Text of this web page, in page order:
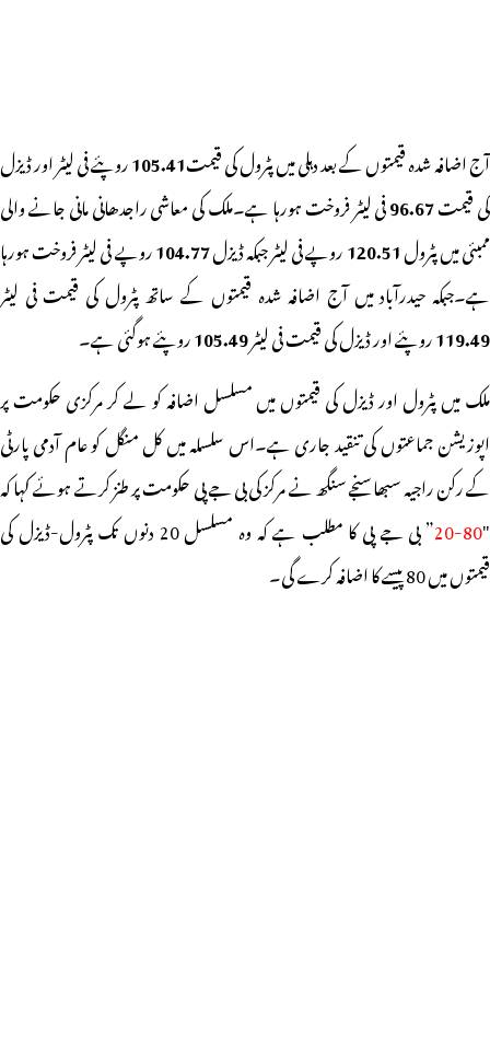
آج اضافہ شدہ قیمتوں کے بعد دہلی میں پٹرول کی قیمت105.41روپئے فی لیٹر اور ڈیزل
کی قیمت96.67فی لیٹر فروخت ہورہا ہے۔ملک کی معاشی راجدھانی مانی جانے والی
ممبئی میں پٹرول120.51روپے فی لیٹر جبکہ ڈیزل104.77روپے فی لیٹر فروخت ہورہا
ہے۔جبکہ حیدرآباد میں آج اضافہ شدہ قیمتوں کے ساتھ پٹرول کی قیمت فی لیٹر
119.49روپئے اور ڈیزل کی قیمت فی لیٹر105.49روپئے ہوگئی ہے۔
ملک میں پٹرول اور ڈیزل کی قیمتوں میں مسلسل اضافہ کو لے کر مرکزی حکومت پر
اپوزیشن جماعتوں کی تنقید جاری ہے۔اس سلسلہ میں کل منگل کو عام آدمی پارٹی
کے رکن راجیہ سبھا سنجے سنگھ نے مرکز کی بی جے پی حکومت پر طنز کرتے ہوئے کہا کہ
"
80-20
” بی جے پی کا مطلب ہے کہ وہ مسلسل 20 دنوں تک پٹرول-ڈیزل کی
قیمتوں میں 80 پیسے کا اضافہ کرے گی۔